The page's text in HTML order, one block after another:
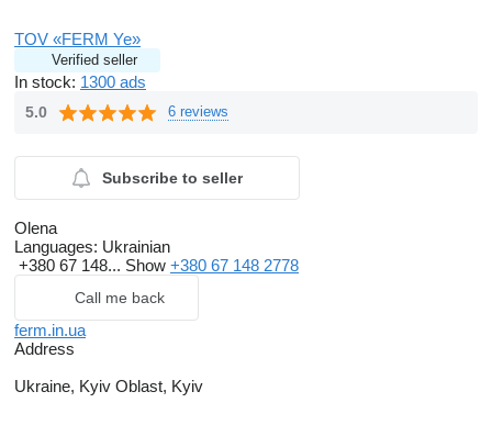
TOV «FERM Ye»
Verified seller
In stock: 1300 ads
5.0 6 reviews
Subscribe to seller
Olena
Languages: Ukrainian
+380 67 148... Show +380 67 148 2778
Call me back
ferm.in.ua
Address
Ukraine, Kyiv Oblast, Kyiv